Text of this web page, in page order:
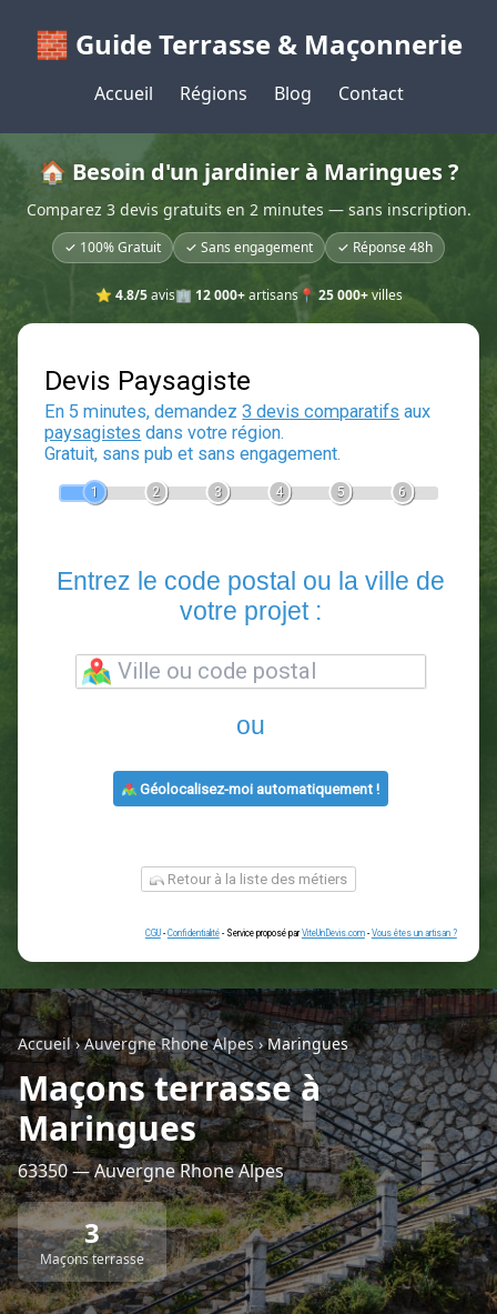
🧱 Guide Terrasse & Maçonnerie
Accueil Régions Blog Contact
🏠 Besoin d'un jardinier à Maringues ?
Comparez 3 devis gratuits en 2 minutes — sans inscription.
✓ 100% Gratuit ✓ Sans engagement ✓ Réponse 48h
⭐ 4.8/5avis🏢 12 000+artisans📍 25 000+villes
Devis Paysagiste
En 5 minutes, demandez3 devis comparatifs
votre projet :
ou
Géolocalisez-moi automatiquement !
Retour à la liste des métiers
CGU Confidentialité - Service proposé parViteUnDevis.com-Vous
Accueil›Auvergne Rhone Alpes›Maringues
Maçons terrasse à
Maringues
63350 — Auvergne Rhone Alpes
3
Maçons terrasse